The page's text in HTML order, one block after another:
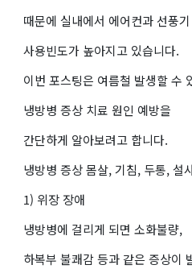
때문에 실내에서 에어컨과 선풍기
사용빈도가 높아지고 있습니다.
이번 포스팅은 여름철 발생할 수
냉방병 증상 치료 원인 예방을
간단하게 알아보려고 합니다.
냉방병 증상 몸살, 기침, 두통, 설
1) 위장 장애
냉방병에 걸리게 되면 소화불량,
하복부 불쾌감 등과 같은 증상이